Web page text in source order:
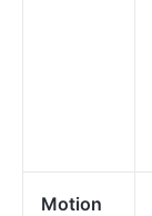
Motion